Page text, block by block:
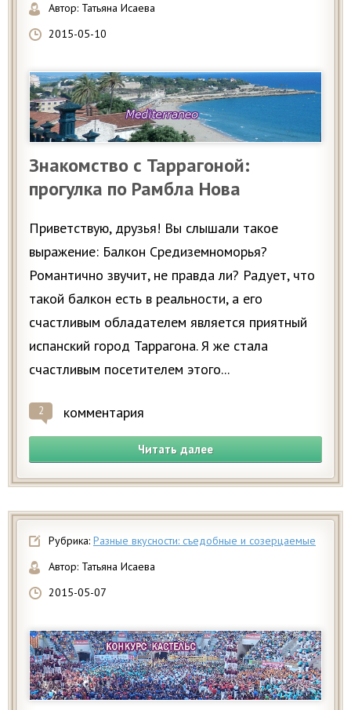
Автор: Татьяна Исаева
2015-05-10
Знакомство с Таррагоной:
прогулка по Рамбла Нова
Приветствую, друзья! Вы слышали такое
выражение: Балкон Средиземноморья?
Романтично звучит, не правда ли? Радует, что
такой балкон есть в реальности, а его
счастливым обладателем является приятный
испанский город Таррагона. Я же стала
счастливым посетителем этого...
2 комментария
Читать далее
Рубрика: Разные вкусности: съедобные и созерцаемые
Автор: Татьяна Исаева
2015-05-07